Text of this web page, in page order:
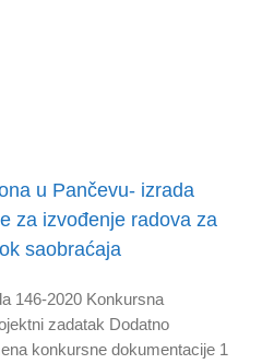
u Pančevu- izrada
za izvođenje radova za
saobraćaja
146-2020 Konkursna
zadatak Dodatno
konkursne dokumentacije 1